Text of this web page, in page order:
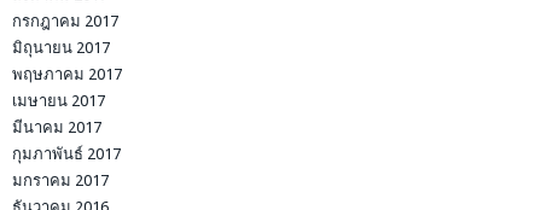
กรกฎาคม 2017
มิถุนายน 2017
พฤษภาคม 2017
เมษายน 2017
มีนาคม 2017
กุมภาพันธ์ 2017
มกราคม 2017